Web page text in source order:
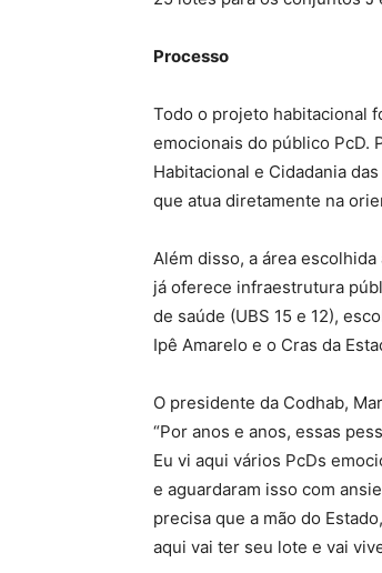
Processo
Todo o projeto habitacional
emocionais do público PcD.
Habitacional e Cidadania
que atua diretamente na
Além disso, a área
já oferece infraestrutura
de saúde (UBS 15 e 12),
Ipê Amarelo e o Cras da
O presidente da Codhab,
“Por anos e anos, essas
Eu vi aqui vários PcDs
e aguardaram isso com
precisa que a mão do
aqui vai ter seu lote e vai